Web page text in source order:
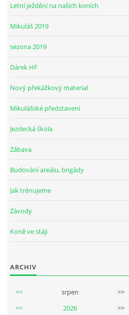
PODZIMNÍ BRIGÁDA 4.10.2025
Letní ježdění na našich koních
Mikuláš 2019
sezona 2019
Dárek HF
Nový překážkový material
Mikulášské představení
Jezdecká škola
Zábava
Budování areálu, brigády
Jak trénujeme
Závody
Koně ve stáji
ARCHIV
<< srpen
>>
<<
2026 >>